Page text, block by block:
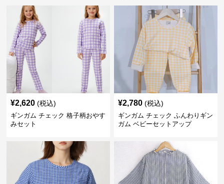
¥2,620 (税込)
ギンガム チェック 格子柄おやす
みセット
¥2,780 (税込)
ギンガム チェック ふんわりギン
ガム ベビーセットアップ